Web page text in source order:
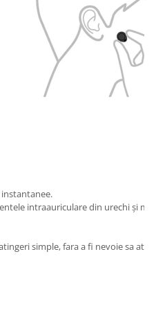
instantanee.
intraauriculare din urechi și
simple, fara a fi nevoie sa